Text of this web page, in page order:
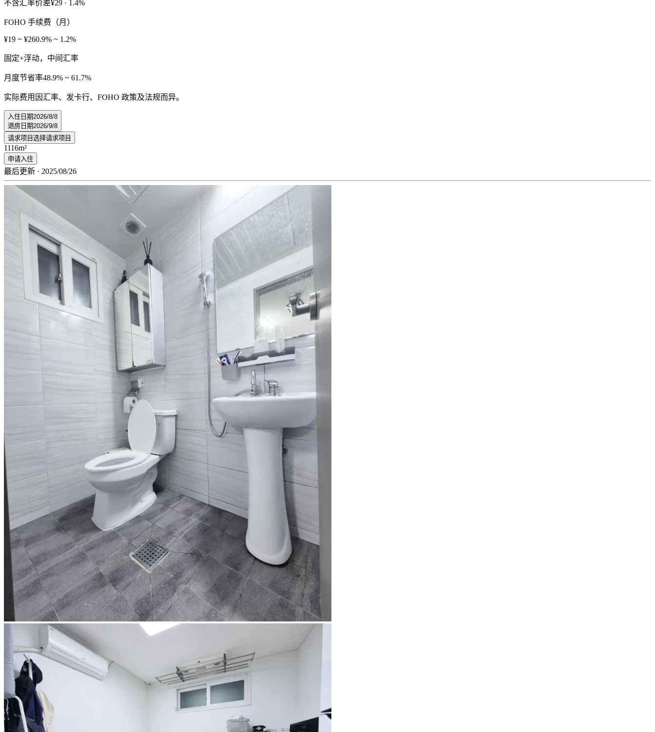
不含汇率价差¥29 · 1.4%
FOHO 手续费（月）
¥19 ~ ¥260.9% ~ 1.2%
固定+浮动，中间汇率
月度节省率48.9% ~ 61.7%
实际费用因汇率、发卡行、FOHO 政策及法规而异。
入住日期2026/8/8
退房日期2026/9/8
请求项目选择请求项目
1116m²
申请入住
最后更新 · 2025/08/26